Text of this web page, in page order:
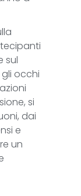
sul
occhi
si
dai
e
un